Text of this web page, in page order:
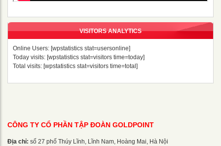
VISITORS ANALYTICS
Online Users: [wpstatistics stat=usersonline]
Today visits: [wpstatistics stat=visitors time=today]
Total visits: [wpstatistics stat=visitors time=total]
CÔNG TY CỔ PHẦN TẬP ĐOÀN GOLDPOINT
Địa chỉ: số 27 phố Thúy Lĩnh, Lĩnh Nam, Hoàng Mai, Hà Nội